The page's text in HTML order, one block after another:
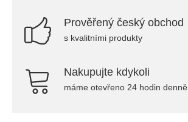
Prověřený český obchod
s kvalitními produkty
Nakupujte kdykoli
máme otevřeno 24 hodin denně